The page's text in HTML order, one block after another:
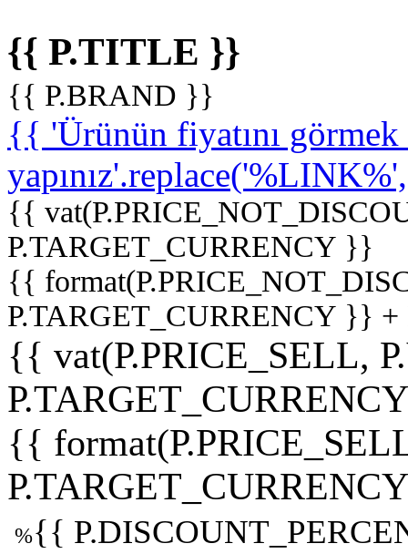
{{ P.TITLE }}
{{ P.BRAND }}
{{ 'Ürünün fiyatını
{{
P.TARGET_CURRENCY }}
{{
P.TARGET_CURRENCY }}
{{ vat(P.PRICE_SELL,
{{
%{{